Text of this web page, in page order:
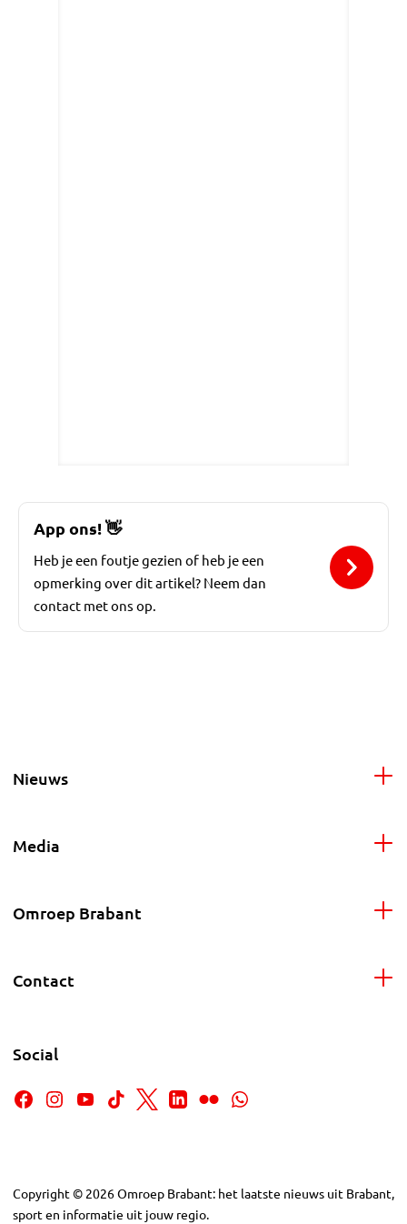
App ons!👋
Heb je een foutje gezien of heb je een
opmerking over dit artikel? Neem dan
contact met ons op.
Nieuws
Media
Omroep Brabant
Contact
Social
Copyright © 2026Omroep Brabant: het laatste nieuws uit Brabant,
sport en informatie uit jouw regio.